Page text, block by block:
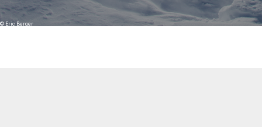
© Eric Berger